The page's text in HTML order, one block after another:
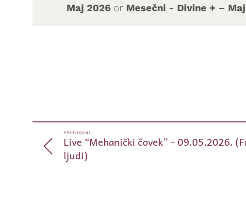
Maj 2026 or Mesečni - Divine + –
PRETHODNI
Live “Mehanički čovek” – 09.05.2026.
ljudi)